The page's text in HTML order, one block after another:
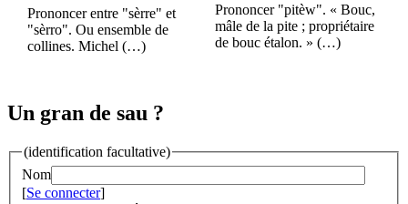
Prononcer entre "sèrre" et
"sèrro". Ou ensemble de
collines. Michel (…)
Prononcer "pitèw". « Bouc,
mâle de la pite ; propriétaire
de bouc étalon. » (…)
Un gran de sau ?
(identification facultative)
Nom
[Se connecter]